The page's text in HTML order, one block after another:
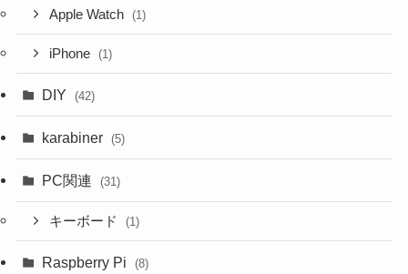
Apple Watch (1)
iPhone (1)
DIY (42)
karabiner (5)
PC関連 (31)
キーボード (1)
Raspberry Pi (8)